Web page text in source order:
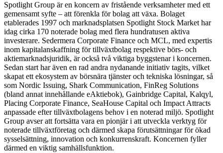
Spotlight Group är en koncern av fristående verksamheter med ett
gemensamt syfte – att förenkla för bolag att växa. Bolaget
etablerades 1997 och marknadsplatsen Spotlight Stock Market har
idag cirka 170 noterade bolag med flera hundratusen aktiva
investerare. Sedermera Corporate Finance och MCL, med expertis
inom kapitalanskaffning för tillväxtbolag respektive börs- och
aktiemarknadsjuridik, är också två viktiga byggstenar i koncernen.
Sedan start har även en rad andra nydanande initiativ tagits, vilket
skapat ett ekosystem av börsnära tjänster och tekniska lösningar, så
som Nordic Issuing, Shark Communication, FinReg Solutions
(bland annat innehållande eAktiebok), Gainbridge Capital, Kalqyl,
Placing Corporate Finance, SeaHouse Capital och Impact Attracts
anpassade efter tillväxtbolagens behov i en noterad miljö. Spotlight
Group avser att fortsätta vara en pionjär i att utveckla verktyg för
noterade tillväxtföretag och därmed skapa förutsättningar för ökad
sysselsättning, innovation och konkurrenskraft. Koncernen fyller
därmed en viktig samhällsfunktion.